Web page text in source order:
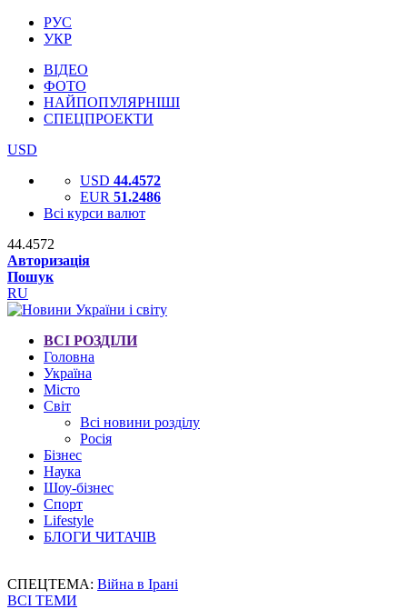
РУС
УКР
ВІДЕО
ФОТО
НАЙПОПУЛЯРНІШІ
СПЕЦПРОЕКТИ
USD
USD 44.4572
EUR 51.2486
Всі курси валют
44.4572
Авторизація
Пошук
RU
ВСІ РОЗДІЛИ
Головна
Україна
Місто
Світ
Всі новини розділу
Росія
Бізнес
Наука
Шоу-бізнес
Спорт
Lifestyle
БЛОГИ ЧИТАЧІВ
СПЕЦТЕМА: Війна в Ірані
ВСІ ТЕМИ